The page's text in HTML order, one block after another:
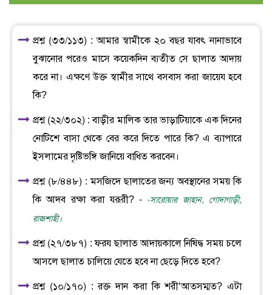
প্রশ্ন (৩৩/১১৩) : আমার স্বামীকে ২০ বছর যাবৎ নানাভাবে
বুঝানোর পরেও মাসে কয়েকদিন ব্যতীত সে ছালাত আদায়
করে না। এক্ষণে উক্ত স্বামীর সাথে বসবাস করা জায়েয হবে
কি?
প্রশ্ন (২২/৩০২) : বাড়ীর মালিক তার ভাড়াটিয়াকে এক দিনের
নোটিশে বাসা থেকে বের করে দিতে পারে কি? এ ব্যাপারে
ইসলামের দৃষ্টিভঙ্গি জানিয়ে বাধিত করবেন।
প্রশ্ন (৮/৪৪৮) : মসজিদে ছালাতের জন্য অবস্থানের সময় কি
কি আদব রক্ষা করা যরূরী? - -সারোয়ার জাহান, গোদাগাড়ী,
রাজশাহী।
প্রশ্ন (২৭/৩৮৭) : ফরয ছালাত আদায়কালে নিষিদ্ধ সময় চলে
আসলে ছালাত চালিয়ে যেতে হবে না ছেড়ে দিতে হবে?
প্রশ্ন (১০/১৭০) : রক্ত দান করা কি শরী‘আতসম্মত? এটা